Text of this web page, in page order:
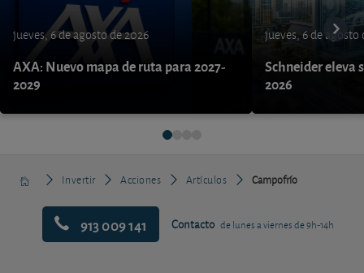
jueves, 6 de agosto de 2026
AXA: Nuevo mapa de ruta para 2027-
2029
jueves, 6 de agosto
Schneider eleva
2026
Invertir Acciones Artículos Campofrío
913 009 141 Contacto de lunes a viernes de 9h-14h